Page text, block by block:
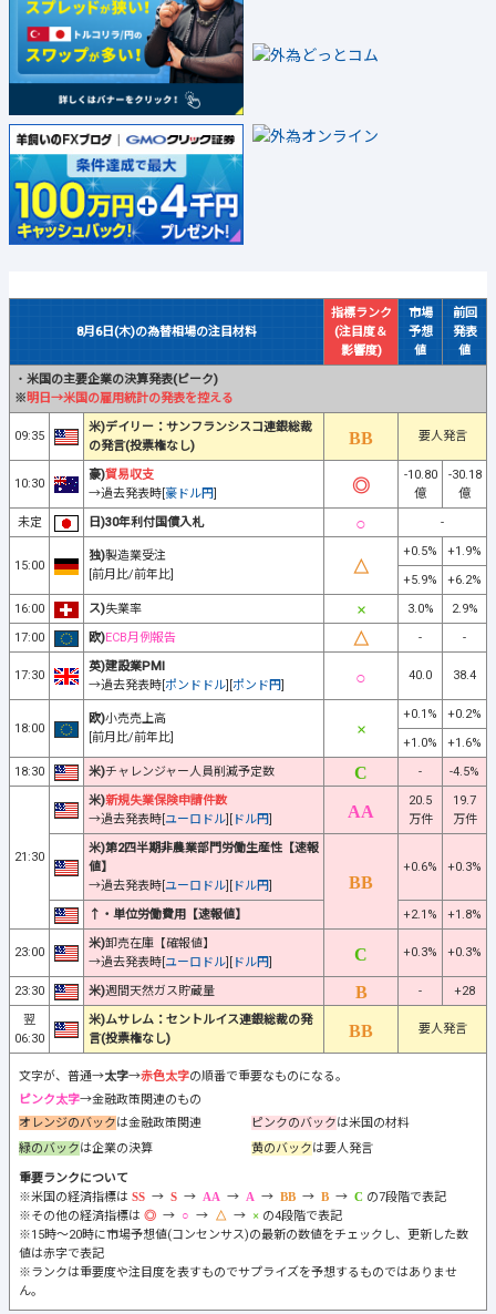
8月6日(木)の為替相場の注目材料
指標ランク
(注目度＆
影響度)
市場
予想
値
前回
発表
値
・ 米国の主要企業の決算発表(ピーク)
※明日→米国の雇用統計の発表を控える
09:35
米)デイリー：サンフランシスコ連銀総裁
の発言(投票権なし)
要人発言
10:30
豪)貿易収支
→過去発表時[豪ドル円]
-10.80
億
-30.18
億
未定
日)30年利付国債入札 -
15:00
独)製造業受注
[前月比/前年比]
+0.5%
+1.9%
+5.9%
+6.2%
16:00
ス)失業率 3.0%
2.9%
17:00
欧)ECB月例報告 - -
17:30
英)建設業PMI
→過去発表時[ポンドドル][ポンド円]
40.0 38.4
18:00
欧)小売売上高
[前月比/前年比]
+0.1%
+0.2%
+1.0%
+1.6%
18:30
米)チャレンジャー人員削減予定数 - -4.5%
21:30
米)新規失業保険申請件数
→過去発表時[ユーロドル][ ドル円]
20.5
万件
19.7
万件
米)第2四半期非農業部門労働生産性【速報
値】
→過去発表時[ユーロドル][ ドル円]
+0.6% +0.3%
↑・単位労働費用【速報値】 +2.1% +1.8%
23:00
米)卸売在庫【確報値】
→過去発表時[ユーロドル][ ドル円]
+0.3% +0.3%
23:30 米)週間天然ガス貯蔵量 -
+28
翌
06:30
米)ムサレム：セントルイス連銀総裁の発
言(投票権なし)
要人発言
文字が、普通→太字→赤色太字の順番で重要なものになる。
ピンク太字→金融政策関連のもの
オレンジのバックは金融政策関連 ピンクのバックは米国の材料
緑のバックは企業の決算 黄のバックは要人発言
重要ランクについて
※米国の経済指標は
→ → → → → →
の7段階で表記
※その他の経済指標は
→ → →
の4段階で表記
※15時～20時に市場予想値(コンセンサス)の最新の数値をチェックし、更新した数
値は赤字で表記
※ランクは重要度や注目度を表すものでサプライズを予想するものではありませ
ん。